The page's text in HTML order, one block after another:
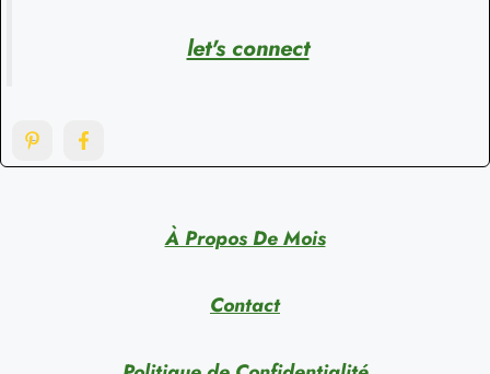
let's connect
À Propos De Mois
Contact